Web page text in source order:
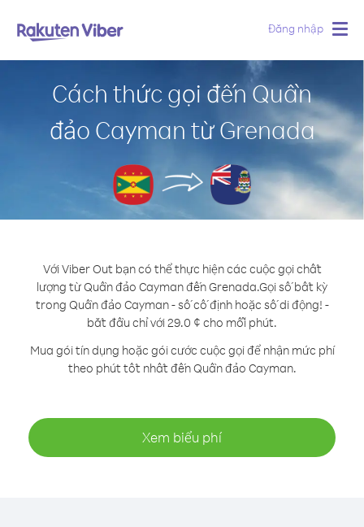
Đăng nhập
Cách thức gọi đến Quần
đảo Cayman từ Grenada
Với Viber Out bạn có thể thực hiện các cuộc gọi chất
lượng từ Quần đảo Cayman đến Grenada.Gọi số bất kỳ
trong Quần đảo Cayman - số cố định hoặc số di động! -
bắt đầu chỉ với 29.0 ¢ cho mỗi phút.
Mua gói tín dụng hoặc gói cước cuộc gọi để nhận mức phí
theo phút tốt nhất đến Quần đảo Cayman.
Xem biểu phí